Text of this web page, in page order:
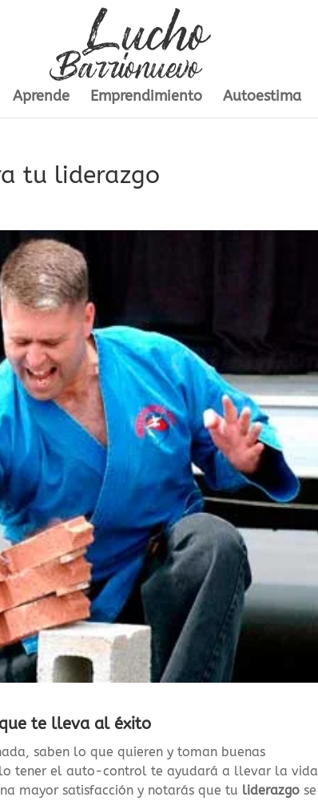
Aprende Emprendimiento Autoestima
tu liderazgo
te lleva al éxito
saben lo que quieren y toman buenas
tener el auto-control te ayudará a llevar la vida
mayor satisfacción y notarás que tu liderazgo se